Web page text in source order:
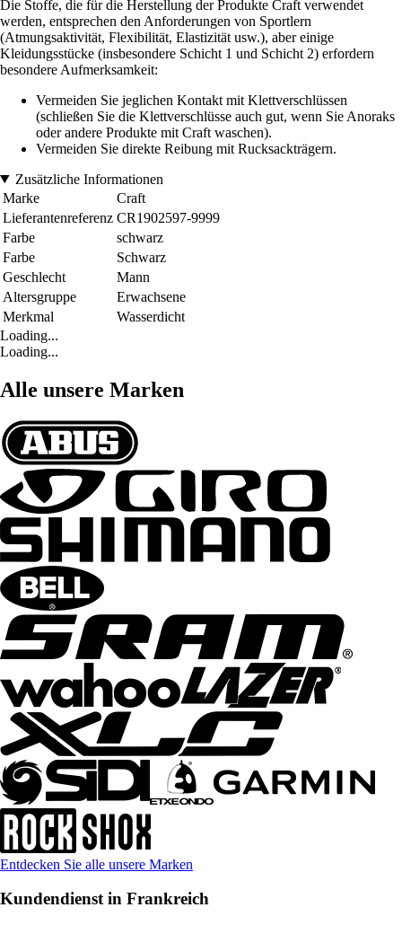
Die Stoffe, die für die Herstellung der Produkte Craft verwendet
werden, entsprechen den Anforderungen von Sportlern
(Atmungsaktivität, Flexibilität, Elastizität usw.), aber einige
Kleidungsstücke (insbesondere Schicht 1 und Schicht 2) erfordern
besondere Aufmerksamkeit:
Vermeiden Sie jeglichen Kontakt mit Klettverschlüssen
(schließen Sie die Klettverschlüsse auch gut, wenn Sie Anoraks
oder andere Produkte mit Craft waschen).
Vermeiden Sie direkte Reibung mit Rucksackträgern.
Zusätzliche Informationen
Marke
Craft
Lieferantenreferenz CR1902597-9999
Farbe
schwarz
Farbe
Schwarz
Geschlecht
Mann
Altersgruppe
Erwachsene
Merkmal
Wasserdicht
Loading...
Loading...
Alle unsere Marken
Entdecken Sie alle unsere Marken
Kundendienst in Frankreich